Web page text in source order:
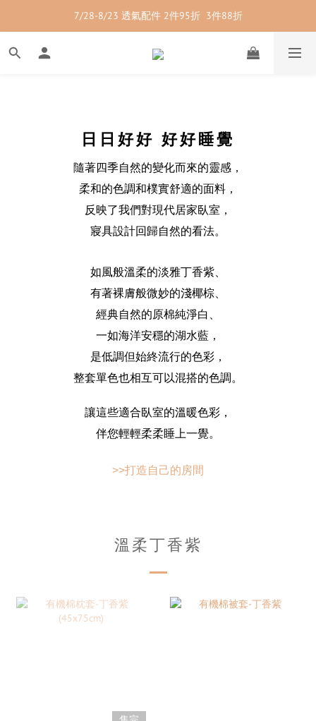
7/28-8/23 紳士內著 2件9折
7/28-8/23 透氣配件 2件95折  3件88折
7/28-8/23 紳士內著 2件9折
日日好好 好好睡覺
隨著四季自然的變化而來的靈感，
柔和的色調和樸實舒適的面料，
反映了我們對現代居家臥室，
寢具設計回歸自然的看法。
如風般溫柔的淡雅丁香紫、
有著裸膚般微妙的淺椰棕、
經典自然的原棉純淨白、
一如海洋安穩的湖水藍，
是低調但始終流行的色彩，
整套單色也相互可以混搭的色調。
讓這些適合臥室的溫暖色彩，
伴您輕輕柔柔睡上一覺。
>>打造自己的房間
溫柔丁香紫